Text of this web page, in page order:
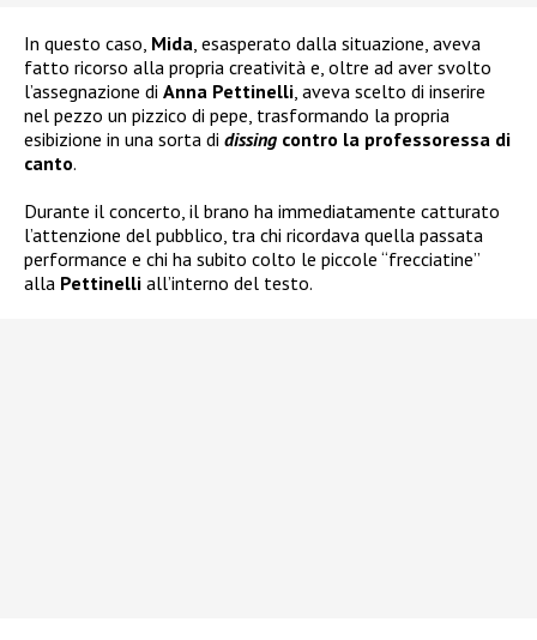
In questo caso, Mida , esasperato dalla situazione, aveva
fatto ricorso alla propria creatività e, oltre ad aver svolto
l’assegnazione di Anna Pettinelli , aveva scelto di inserire
nel pezzo un pizzico di pepe, trasformando la propria
esibizione in una sorta di dissing contro la professoressa di
canto.
Durante il concerto, il brano ha immediatamente catturato
l’attenzione del pubblico, tra chi ricordava quella passata
performance e chi ha subito colto le piccole “frecciatine”
alla Pettinelli all’interno del testo.